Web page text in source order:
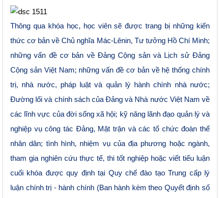
Thông qua khóa học, học viên sẽ được trang bị những kiến
thức cơ bản về Chủ nghĩa Mác-Lênin, Tư tưởng Hồ Chí Minh;
những vấn đề cơ bản về Đảng Cộng sản và Lịch sử Đảng
Cộng sản Việt Nam; những vấn đề cơ bản về hệ thống chính
trị, nhà nước, pháp luật và quản lý hành chính nhà nước;
Đường lối và chính sách của Đảng và Nhà nước Việt Nam về
các lĩnh vực của đời sống xã hội; kỹ năng lãnh đạo quản lý và
nghiệp vụ công tác Đảng, Mặt trận và các tổ chức đoàn thể
nhân dân; tình hình, nhiệm vụ của địa phương hoặc ngành,
tham gia nghiên cứu thực tế, thi tốt nghiệp hoặc viết tiểu luận
cuối khóa được quy định tại Quy chế đào tạo Trung cấp lý
luận chính trị - hành chính (Ban hành kèm theo Quyết định số